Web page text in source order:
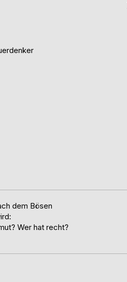
dem Bösen
Wer hat recht?